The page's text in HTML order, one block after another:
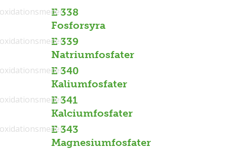
E 338
Fosforsyra
E 339
Natriumfosfater
E 340
Kaliumfosfater
E 341
Kalciumfosfater
E 343
Magnesiumfosfater